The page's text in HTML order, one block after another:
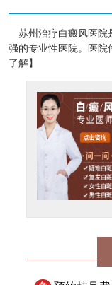
苏州治疗白癜风医院
强的专业性医院。医院
了解】